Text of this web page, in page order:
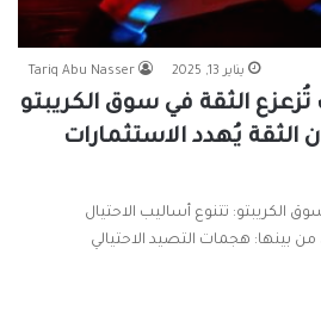
Tariq Abu Nasser يناير 13, 2025
تُزعزع الثقة في سوق الكريبتو
الثقة يُهدد الاستثمارات
الكريبتو: تتنوع أساليب الاحتيال
من بينها: هجمات التصيد الاحتيالي